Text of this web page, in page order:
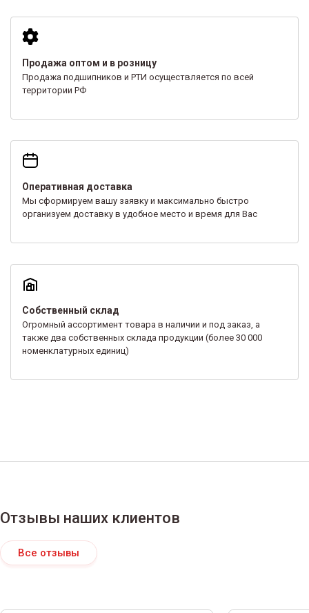
Продажа оптом и в розницу
Продажа подшипников и РТИ осуществляется по всей
территории РФ
Оперативная доставка
Мы сформируем вашу заявку и максимально быстро
организуем доставку в удобное место и время для Вас
Собственный склад
Огромный ассортимент товара в наличии и под заказ, а
также два собственных склада продукции (более 30 000
номенклатурных единиц)
Отзывы наших клиентов
Все отзывы